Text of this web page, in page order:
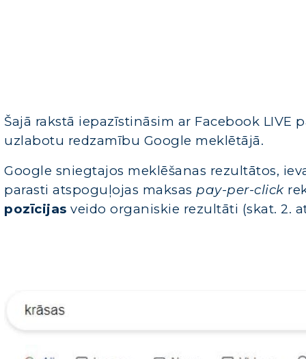
Šajā rakstā iepazīstināsim ar Facebook
uzlabotu redzamību Google meklētājā.
Google sniegtajos meklēšanas rezultātos,
parasti atspoguļojas maksas pay-per-click
pozīcijas veido organiskie rezultāti (skat. 2.